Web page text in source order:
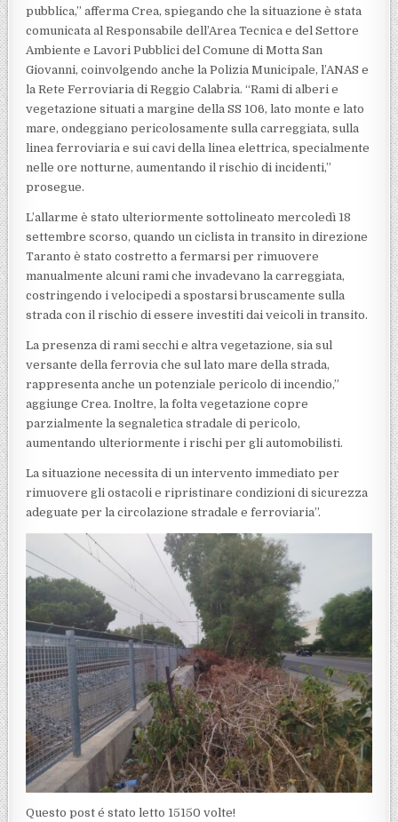
pubblica,” afferma Crea, spiegando che la situazione è stata
comunicata al Responsabile dell’Area Tecnica e del Settore
Ambiente e Lavori Pubblici del Comune di Motta San
Giovanni, coinvolgendo anche la Polizia Municipale, l’ANAS e
la Rete Ferroviaria di Reggio Calabria. “Rami di alberi e
vegetazione situati a margine della SS 106, lato monte e lato
mare, ondeggiano pericolosamente sulla carreggiata, sulla
linea ferroviaria e sui cavi della linea elettrica, specialmente
nelle ore notturne, aumentando il rischio di incidenti,”
prosegue.
L’allarme è stato ulteriormente sottolineato mercoledì 18
settembre scorso, quando un ciclista in transito in direzione
Taranto è stato costretto a fermarsi per rimuovere
manualmente alcuni rami che invadevano la carreggiata,
costringendo i velocipedi a spostarsi bruscamente sulla
strada con il rischio di essere investiti dai veicoli in transito.
La presenza di rami secchi e altra vegetazione, sia sul
versante della ferrovia che sul lato mare della strada,
rappresenta anche un potenziale pericolo di incendio,”
aggiunge Crea. Inoltre, la folta vegetazione copre
parzialmente la segnaletica stradale di pericolo,
aumentando ulteriormente i rischi per gli automobilisti.
La situazione necessita di un intervento immediato per
rimuovere gli ostacoli e ripristinare condizioni di sicurezza
adeguate per la circolazione stradale e ferroviaria”.
Questo post é stato letto 15150 volte!